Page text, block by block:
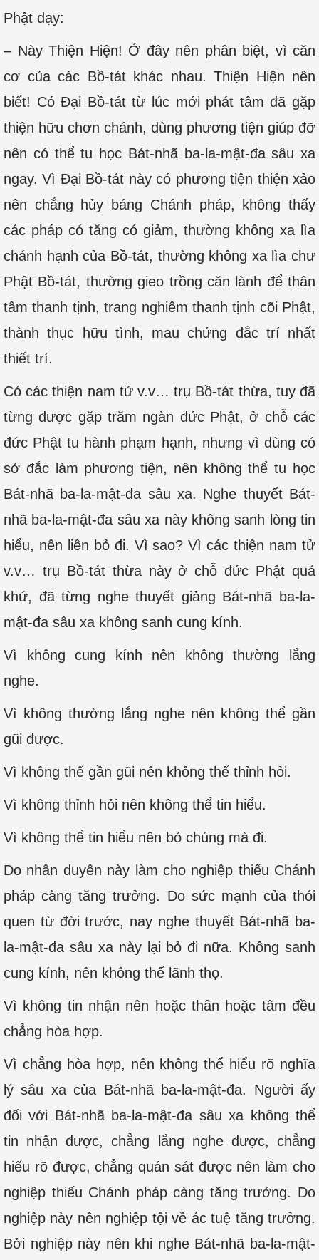
Phật dạy:
– Này Thiện Hiện! Ở đây nên phân biệt, vì căn
cơ của các Bồ-tát khác nhau. Thiện Hiện nên
biết! Có Đại Bồ-tát từ lúc mới phát tâm đã gặp
thiện hữu chơn chánh, dùng phương tiện giúp đỡ
nên có thể tu học Bát-nhã ba-la-mật-đa sâu xa
ngay. Vì Đại Bồ-tát này có phương tiện thiện xảo
nên chẳng hủy báng Chánh pháp, không thấy
các pháp có tăng có giảm, thường không xa lìa
chánh hạnh của Bồ-tát, thường không xa lìa chư
Phật Bồ-tát, thường gieo trồng căn lành để thân
tâm thanh tịnh, trang nghiêm thanh tịnh cõi Phật,
thành thục hữu tình, mau chứng đắc trí nhất
thiết trí.
Có các thiện nam tử v.v… trụ Bồ-tát thừa, tuy đã
từng được gặp trăm ngàn đức Phật, ở chỗ các
đức Phật tu hành phạm hạnh, nhưng vì dùng có
sở đắc làm phương tiện, nên không thể tu học
Bát-nhã ba-la-mật-đa sâu xa. Nghe thuyết Bát-
nhã ba-la-mật-đa sâu xa này không sanh lòng tin
hiểu, nên liền bỏ đi. Vì sao? Vì các thiện nam tử
v.v… trụ Bồ-tát thừa này ở chỗ đức Phật quá
khứ, đã từng nghe thuyết giảng Bát-nhã ba-la-
mật-đa sâu xa không sanh cung kính.
Vì không cung kính nên không thường lắng
nghe.
Vì không thường lắng nghe nên không thể gần
gũi được.
Vì không thể gần gũi nên không thể thỉnh hỏi.
Vì không thỉnh hỏi nên không thể tin hiểu.
Vì không thể tin hiểu nên bỏ chúng mà đi.
Do nhân duyên này làm cho nghiệp thiếu Chánh
pháp càng tăng trưởng. Do sức mạnh của thói
quen từ đời trước, nay nghe thuyết Bát-nhã ba-
la-mật-đa sâu xa này lại bỏ đi nữa. Không sanh
cung kính, nên không thể lãnh thọ.
Vì không tin nhận nên hoặc thân hoặc tâm đều
chẳng hòa hợp.
Vì chẳng hòa hợp, nên không thể hiểu rõ nghĩa
lý sâu xa của Bát-nhã ba-la-mật-đa. Người ấy
đối với Bát-nhã ba-la-mật-đa sâu xa không thể
tin nhận được, chẳng lắng nghe được, chẳng
hiểu rõ được, chẳng quán sát được nên làm cho
nghiệp thiếu Chánh pháp càng tăng trưởng. Do
nghiệp này nên nghiệp tội về ác tuệ tăng trưởng.
Bởi nghiệp này nên khi nghe Bát-nhã ba-la-mật-